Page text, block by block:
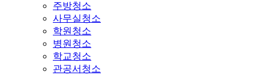
주방청소
사무실청소
학원청소
병원청소
학교청소
관공서청소